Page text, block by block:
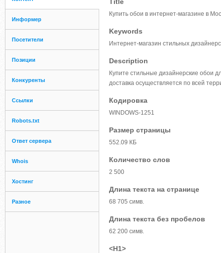
Информер
Посетители
Позиции
Конкуренты
Ссылки
Robots.txt
Ответ сервера
Whois
Хостинг
Разное
Купить обои в интернет-магазине в
Keywords
Интернет-магазин стильных
Description
Купите стильные дизайнерские обои
доставка осуществляется по всей
Кодировка
WINDOWS-1251
Размер страницы
552.09 КБ
Количество слов
2 500
Длина текста на странице
68 705 симв.
Длина текста без пробелов
62 200 симв.
<H1>